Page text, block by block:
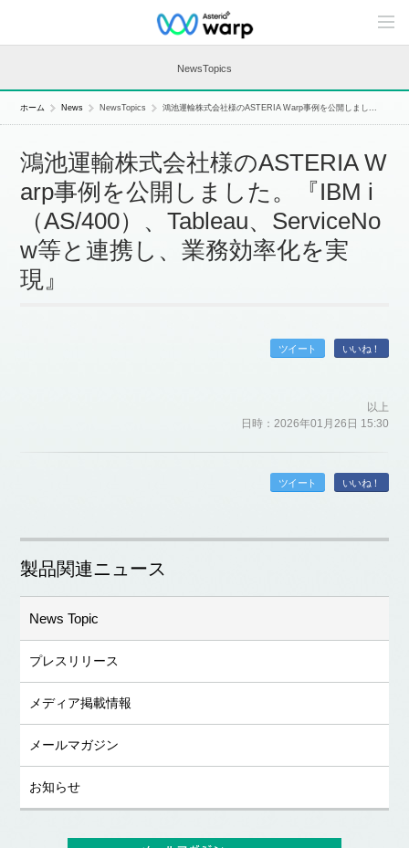
C
n
n
n
NewsTopics
ホーム News NewsTopics 鴻池運輸株式会社様のASTERIA Warp事例を公開しまし...
鴻池運輸株式会社様のASTERIA W
arp事例を公開しました。『IBM i
（AS/400）、Tableau、ServiceNo
w等と連携し、業務効率化を実
現』
ツイート いいね！
以上
日時：2026年01月26日 15:30
ツイート いいね！
製品関連ニュース
News Topic
プレスリリース
メディア掲載情報
メールマガジン
お知らせ